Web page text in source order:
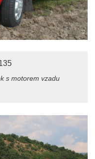
s motorem vzadu